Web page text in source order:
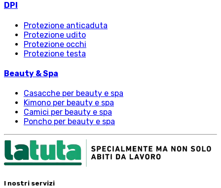
DPI
Protezione anticaduta
Protezione udito
Protezione occhi
Protezione testa
Beauty & Spa
Casacche per beauty e spa
Kimono per beauty e spa
Camici per beauty e spa
Poncho per beauty e spa
I nostri servizi